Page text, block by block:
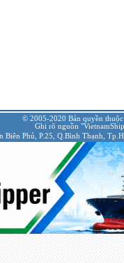
© 2005-2020 Bản quyền
Ghi rõ nguồn
Biên Phủ, P.25, Q.Bình Thạnh,